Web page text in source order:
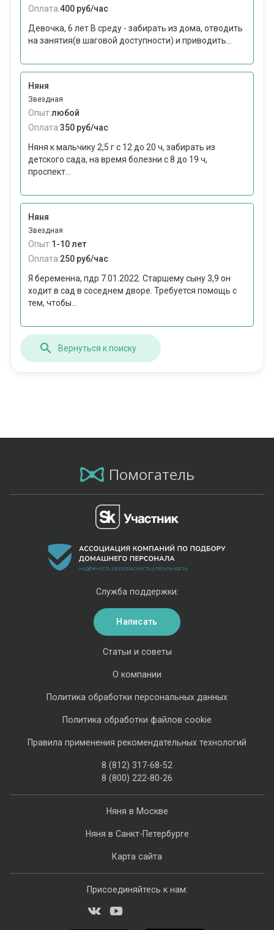
Оплата:400 руб/час
Девочка, 6 лет В среду - забирать из дома, отводить
на занятия(в шаговой доступности) и приводить...
Няня
Звездная
Опыт:любой
Оплата:350 руб/час
Няня к мальчику 2,5 г с 12 до 20 ч, забирать из
детского сада, на время болезни с 8 до 19 ч,
проспект...
Няня
Звездная
Опыт:1-10 лет
Оплата:250 руб/час
Я беременна, пдр 7.01.2022. Старшему сыну 3,9 он
ходит в сад в соседнем дворе. Требуется помощь с
тем, чтобы...
Вернуться к поиску
Помогатель
Няня в Москве
Няня в Санкт-Петербурге
Карта сайта
Статьи и советы
О компании
Политика обработки персональных данных
Политика обработки файлов cookie
Правила применения рекомендательных технологий
8 (812) 317-68-52
8 (800) 222-80-26
Служба поддержки:
Написать
Присоединяйтесь к нам: